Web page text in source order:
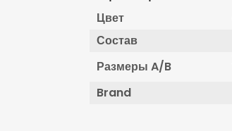
Цвет
Состав
Размеры A/B
Brand